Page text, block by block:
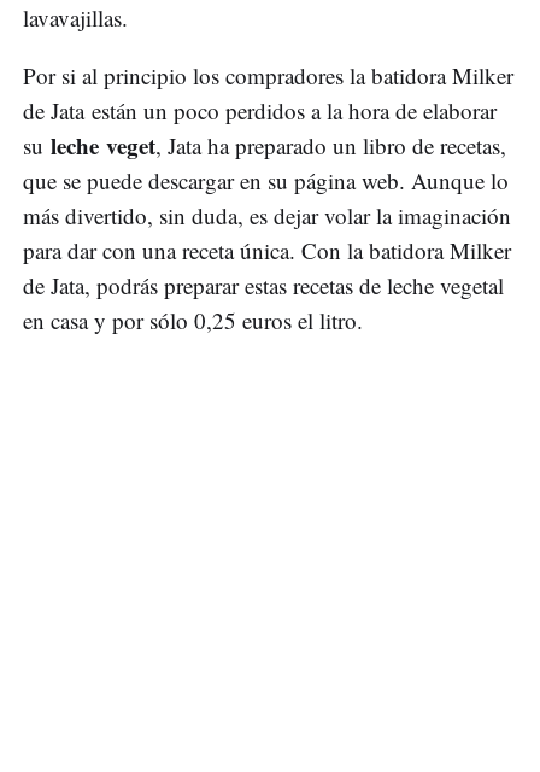
lavavajillas.
Por si al principio los compradores la batidora Milker
de Jata están un poco perdidos a la hora de elaborar
su leche veget, Jata ha preparado un libro de recetas,
que se puede descargar en su página web. Aunque lo
más divertido, sin duda, es dejar volar la imaginación
para dar con una receta única. Con la batidora Milker
de Jata, podrás preparar estas recetas de leche vegetal
en casa y por sólo 0,25 euros el litro.